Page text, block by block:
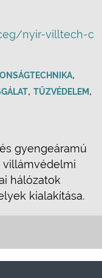
nyir-villtech-c
,
, TŰZVÉDELEM,
gyengeáramú
villámvédelmi
hálózatok
kialakítása.